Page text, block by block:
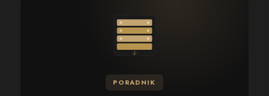
PORADNIK